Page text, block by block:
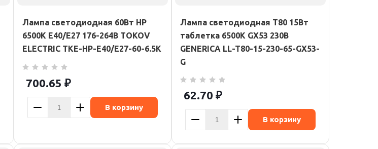
Лампа светодиодная 60Вт HP
6500К Е40/Е27 176-264В TOKOV
ELECTRIC TKE-HP-E40/E27-60-6.5K
700.65 ₽
В корзину
Лампа светодиодная T80 15Вт
таблетка 6500К GX53 230В
GENERICA LL-T80-15-230-65-GX53-
G
62.70 ₽
В корзину